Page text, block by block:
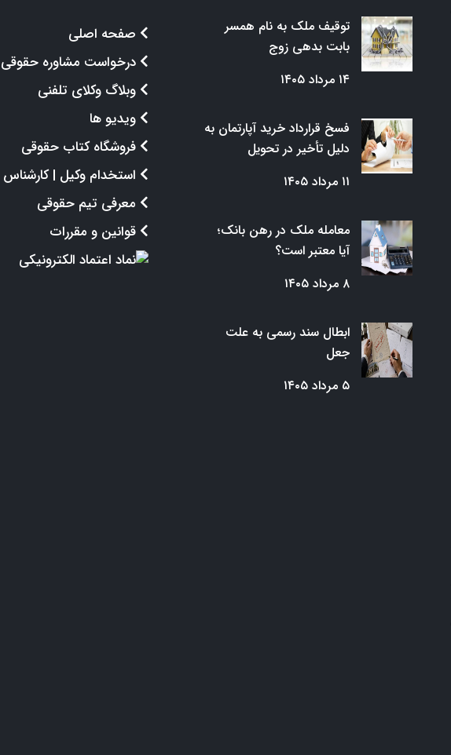
توقیف ملک به نام همسر
بابت بدهی زوج
۱۴ مرداد ۱۴۰۵
فسخ قرارداد خرید آپارتمان به
دلیل تأخیر در تحویل
۱۱ مرداد ۱۴۰۵
معامله ملک در رهن بانک؛
آیا معتبر است؟
۸ مرداد ۱۴۰۵
ابطال سند رسمی به علت
جعل
۵ مرداد ۱۴۰۵
صفحه اصلی
درخواست مشاوره حقوقی
وبلاگ وکلای تلفنی
ویدیو ها
فروشگاه کتاب حقوقی
استخدام وکیل | کارشناس
معرفی تیم حقوقی
قوانین و مقررات